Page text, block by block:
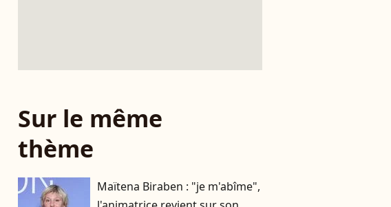
Sur le même
thème
Maïtena Biraben : "je m'abîme",